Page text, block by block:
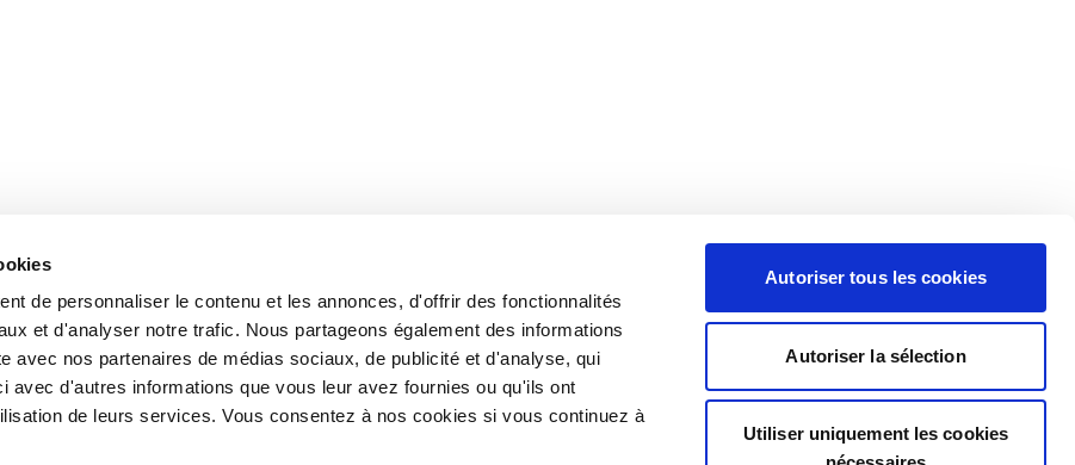
de personnaliser le contenu et les annonces, d'offrir des fonctionnalités
et d'analyser notre trafic. Nous partageons également des informations
avec nos partenaires de médias sociaux, de publicité et d'analyse, qui
avec d'autres informations que vous leur avez fournies ou qu'ils ont
de leurs services. Vous consentez à nos cookies si vous continuez à
Autoriser tous les cookies
Autoriser la sélection
Utiliser uniquement les cookies